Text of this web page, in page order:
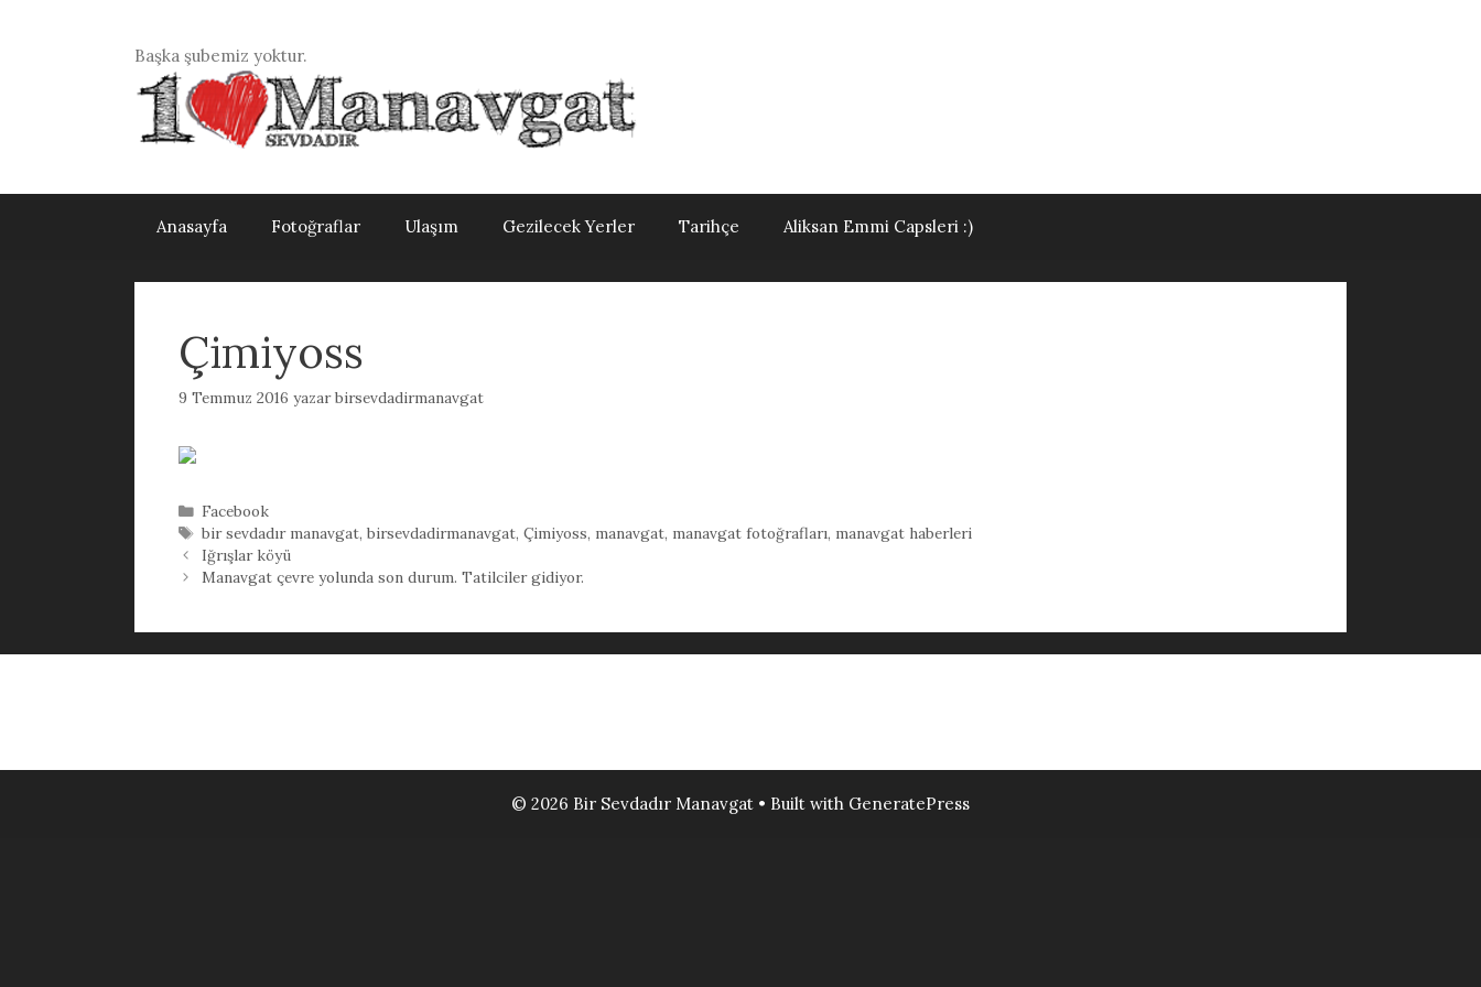
Başka şubemiz yoktur.
Anasayfa Fotoğraflar Ulaşım Gezilecek Yerler Tarihçe Aliksan Emmi Capsleri :)
Çimiyoss
9 Temmuz 2016 yazarbirsevdadirmanavgat
Kategoriler
Facebook
Etiketler
bir sevdadır manavgat,birsevdadirmanavgat,Çimiyoss, manavgat, manavgat fotoğrafları, manavgat haberleri
Iğrışlar köyü
Manavgat çevre yolunda son durum. Tatilciler gidiyor.
© 2026 Bir Sevdadır Manavgat • Built with GeneratePress